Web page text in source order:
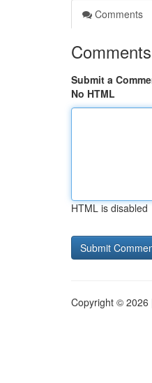
Comments
Comments
Submit a
No HTML
HTML is disabled
Copyright © 2026